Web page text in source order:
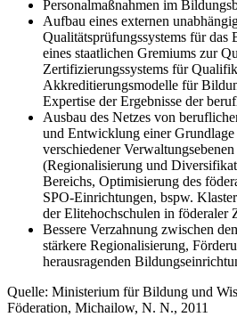
Personalmaßnahmen im
Aufbau eines externen
Qualitätsprüfungssystems für
eines staatlichen Gremiums zur
Zertifizierungssystems für
Akkreditierungsmodelle für
Expertise der Ergebnisse der
Ausbau des Netzes von
und Entwicklung einer
verschiedener
(Regionalisierung und
Bereichs, Optimisierung des
SPO-Einrichtungen, bspw.
der Elitehochschulen in föderaler
Bessere Verzahnung zwischen
stärkere Regionalisierung,
herausragenden
Quelle: Ministerium für Bildung und
Föderation, Michailow, N. N., 2011